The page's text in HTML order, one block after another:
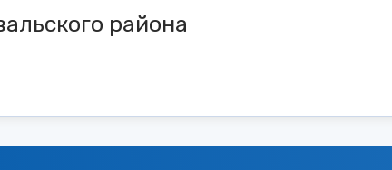
района